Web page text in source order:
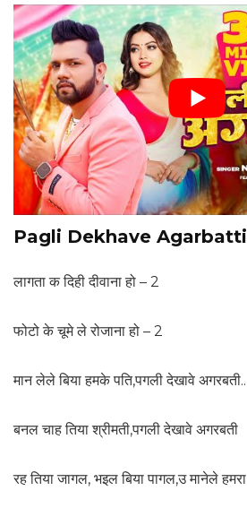
Pagli Dekhave
लागता क दिही दीवाना हो – 2
फोटो के चूमे ले रोजाना हो – 2
मान लेले बिया हमके पति,पगली देखावे अगरबती..
बनल चाह तिया श्रीमती,पगली देखावे अगरबती
रह तिया जागल, भइल बिया पागल,उ मानेले